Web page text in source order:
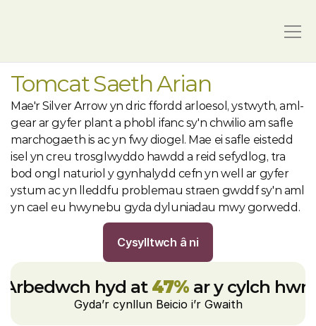
Tomcat Saeth Arian
Mae'r Silver Arrow yn dric ffordd arloesol, ystwyth, aml-
gear ar gyfer plant a phobl ifanc sy'n chwilio am safle
marchogaeth is ac yn fwy diogel. Mae ei safle eistedd
isel yn creu trosglwyddo hawdd a reid sefydlog, tra
bod ongl naturiol y gynhalydd cefn yn well ar gyfer
ystum ac yn lleddfu problemau straen gwddf sy'n aml
yn cael eu hwynebu gyda dyluniadau mwy gorwedd.
Cysylltwch â ni
Arbedwch hyd at 47% ar y cylch hwn
Gyda’r cynllun Beicio i’r Gwaith